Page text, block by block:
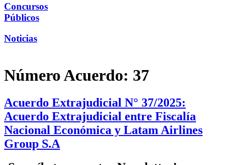
Concursos
Públicos
Noticias
Número Acuerdo: 37
Acuerdo Extrajudicial N° 37/2025:
Acuerdo Extrajudicial entre Fiscalía
Nacional Económica y Latam Airlines
Group S.A